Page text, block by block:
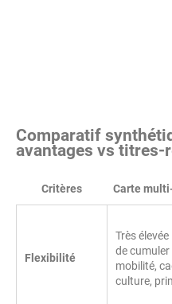
Comparatif
avantages vs titres-
Critères Carte
Flexibilité
Très
de cumuler
mobilité,
culture,